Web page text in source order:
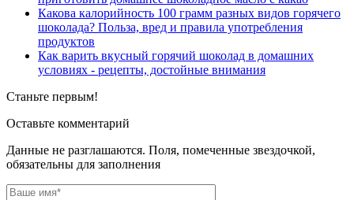
Какова калорийность 100 грамм разных видов горячего
шоколада? Польза, вред и правила употребления
продуктов
Как варить вкусный горячий шоколад в домашних
условиях - рецепты, достойные внимания
Станьте первым!
Оставьте комментарий
Данные не разглашаются. Поля, помеченные звездочкой,
обязательны для заполнения